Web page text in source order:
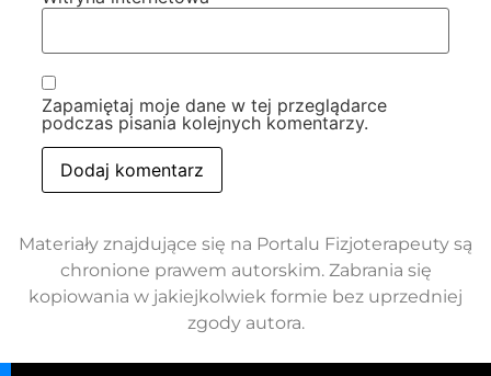
Zapamiętaj moje dane w tej przeglądarce
podczas pisania kolejnych komentarzy.
Materiały znajdujące się na Portalu Fizjoterapeuty są
chronione prawem autorskim. Zabrania się
kopiowania w jakiejkolwiek formie bez uprzedniej
zgody autora.